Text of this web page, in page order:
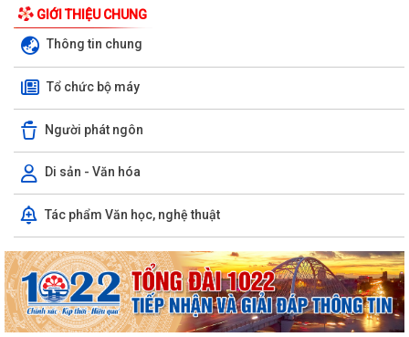
GIỚI THIỆU CHUNG
Thông tin chung
Tổ chức bộ máy
Người phát ngôn
Di sản - Văn hóa
Tác phẩm Văn học, nghệ thuật